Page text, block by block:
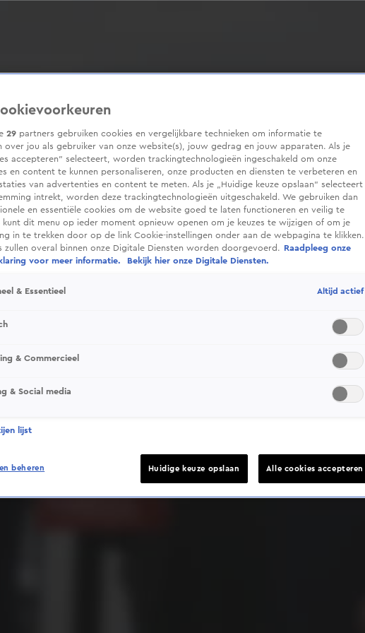
Deze video is niet beschikbaar op je huidige locatie
29 partners gebruiken cookies en vergelijkbare technieken om informatie te
over jou als gebruiker van onze website(s), jouw gedrag en jouw apparaten. Als je
accepteren” selecteert, worden trackingtechnologieën ingeschakeld om onze
en content te kunnen personaliseren, onze producten en diensten te verbeteren en
van advertenties en content te meten. Als je „Huidige keuze opslaan” selecteert
intrekt, worden deze trackingtechnologieën uitgeschakeld. We gebruiken dan
en essentiële cookies om de website goed te laten functioneren en veilig te
kunt dit menu op ieder moment opnieuw openen om je keuzes te wijzigen of om je
in te trekken door op de link Cookie-instellingen onder aan de webpagina te klikken.
zullen overal binnen onze Digitale Diensten worden doorgevoerd.
Raadpleeg onze
voor meer informatie.
Bekijk hier onze Digitale Diensten.
& Essentieel Altijd actief
& Commercieel
& Social media
lijst
beheren Huidige keuze opslaan Alle cookies accepteren